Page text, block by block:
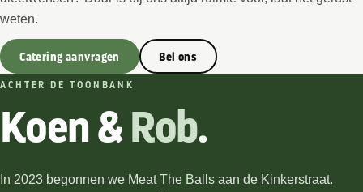
weten.
Catering aanvragen Bel ons
ACHTER DE TOONBANK
Koen & Rob.
In 2023 begonnen we Meat The Balls aan de Kinkerstraat.